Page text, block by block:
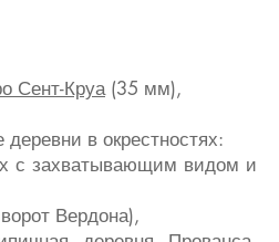
Сент-Круа(35 мм),
в окрестностях:
с захватывающим видом и
Вердона),